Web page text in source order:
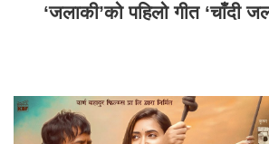
‘जलाकी’को पहिलो गीत ‘चाँदी